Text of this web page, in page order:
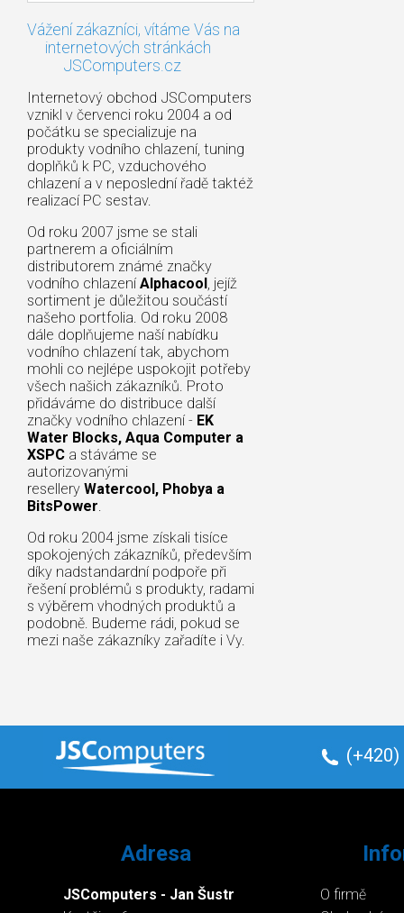
Vážení zákazníci, vítáme Vás na
internetových stránkách
JSComputers.cz
Internetový obchod JSComputers
vznikl v červenci roku 2004 a od
počátku se specializuje na
produkty vodního chlazení, tuning
doplňků k PC, vzduchového
chlazení a v neposlední řadě taktéž
realizací PC sestav.
Od roku 2007 jsme se stali
partnerem a oficiálním
distributorem známé značky
vodního chlazení Alphacool, jejíž
sortiment je důležitou součástí
našeho portfolia. Od roku 2008
dále doplňujeme naší nabídku
vodního chlazení tak, abychom
mohli co nejlépe uspokojit potřeby
všech našich zákazníků. Proto
přidáváme do distribuce další
značky vodního chlazení - EK
Water Blocks, Aqua Computer a
XSPC a stáváme se
autorizovanými
resellery Watercool, Phobya a
BitsPower.
Od roku 2004 jsme získali tisíce
spokojených zákazníků, především
díky nadstandardní podpoře při
řešení problémů s produkty, radami
s výběrem vhodných produktů a
podobně. Budeme rádi, pokud se
mezi naše zákazníky zařadíte i Vy.
(+420)
Adresa
JSComputers - Jan Šustr
O firmě